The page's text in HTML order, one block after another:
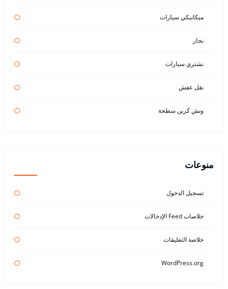
ميكانيكي سيارات
نجار
نشتري سيارات
نقل عفش
ونش كرين سطحة
منوعات
تسجيل الدخول
خلاصات Feed الإدخالات
خلاصة التعليقات
WordPress.org